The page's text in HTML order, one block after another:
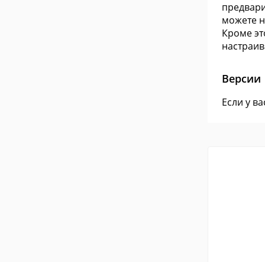
можете
Кроме
Версии
Если у